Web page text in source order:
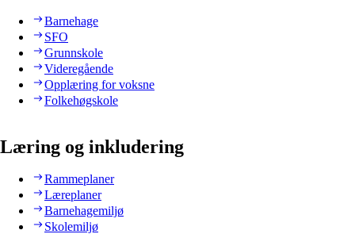
Barnehage
SFO
Grunnskole
Videregående
Opplæring for voksne
Folkehøgskole
Læring og inkludering
Rammeplaner
Læreplaner
Barnehagemiljø
Skolemiljø